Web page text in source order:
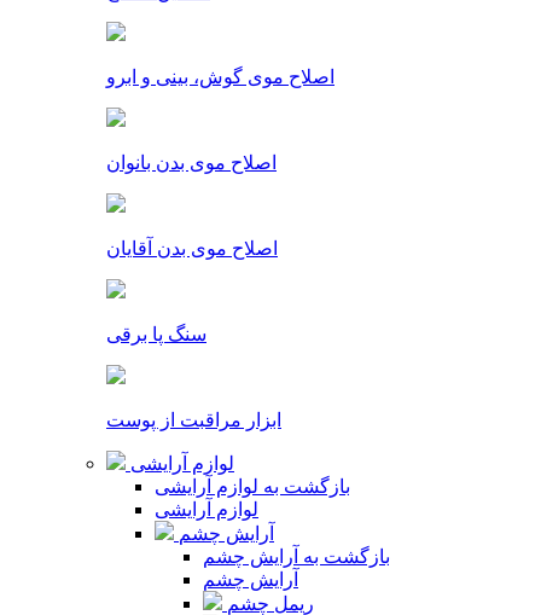
اصلاح موی گوش، بینی و ابرو
اصلاح موی بدن بانوان
اصلاح موی بدن آقایان
سنگ پا برقی
ابزار مراقبت از پوست
لوازم آرایشی
بازگشت به لوازم آرایشی
لوازم آرایشی
آرایش چشم
بازگشت به آرایش چشم
آرایش چشم
ریمل چشم